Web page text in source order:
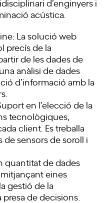
acústica.
La solució web
precís de la
de les dades de
anàlisi de dades
d’informació amb la
en l’elecció de la
tecnològiques,
client. Es treballa
sensors de soroll i
quantitat de dades
eines
gestió de la
de decisions.